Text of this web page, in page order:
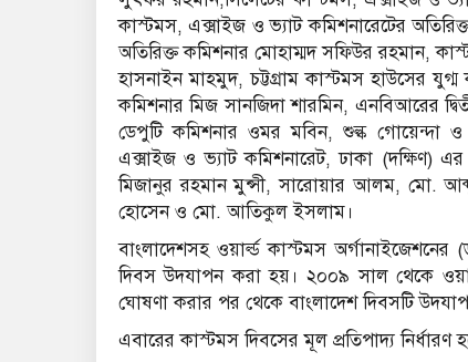
কাস্টমস, এক্সাইজ ও ভ্যাট কমিশনারেটের
অতিরিক্ত কমিশনার মোহাম্মদ সফিউর রহমান,
হাসনাইন মাহমুদ, চট্টগ্রাম কাস্টমস হাউসের
কমিশনার মিজ সানজিদা শারমিন, এনবিআরের
ডেপুটি কমিশনার ওমর মবিন, শুল্ক গোয়েন্দা
এক্সাইজ ও ভ্যাট কমিশনারেট, ঢাকা (দক্ষিণ)
মিজানুর রহমান মুন্সী, সারোয়ার আলম, মো.
হোসেন ও মো. আতিকুল ইসলাম।
বাংলাদেশসহ ওয়ার্ল্ড কাস্টমস
দিবস উদযাপন করা হয়। ২০০৯ সাল থেকে
ঘোষণা করার পর থেকে বাংলাদেশ দিবসটি
এবারের কাস্টমস দিবসের মূল প্রতিপাদ্য নির্ধারণ